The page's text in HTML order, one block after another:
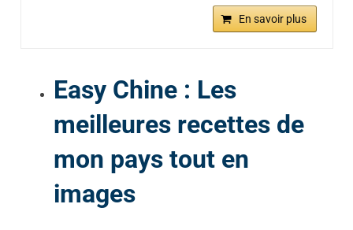
En savoir plus
Easy Chine : Les
meilleures recettes de
mon pays tout en
images